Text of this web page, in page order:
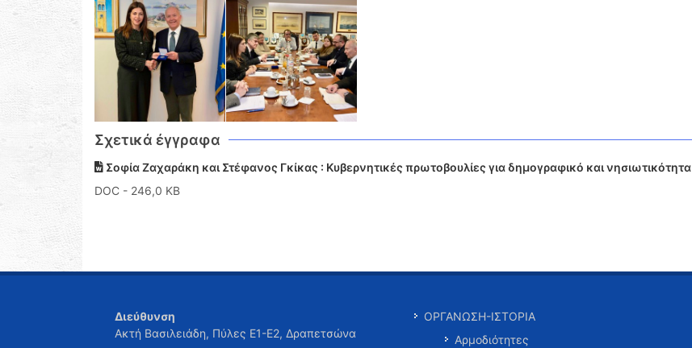
Σχετικά έγγραφα
Σοφία Ζαχαράκη και Στέφανος Γκίκας : Κυβερνητικές πρωτοβουλίες για δημογραφικό και νησιωτικότητα
DOC - 246,0 KB
Διεύθυνση
Ακτή Βασιλειάδη, Πύλες Ε1-Ε2, Δραπετσώνα
ΟΡΓΑΝΩΣΗ-ΙΣΤΟΡΙΑ
Αρμοδιότητες